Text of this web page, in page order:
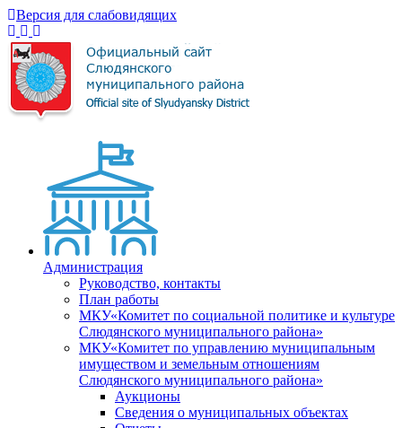
Версия для слабовидящих
Администрация
Руководство, контакты
План работы
МКУ«Комитет по социальной политике и культуре
Слюдянского муниципального района»
МКУ«Комитет по управлению муниципальным
имуществом и земельным отношениям
Слюдянского муниципального района»
Аукционы
Сведения о муниципальных объектах